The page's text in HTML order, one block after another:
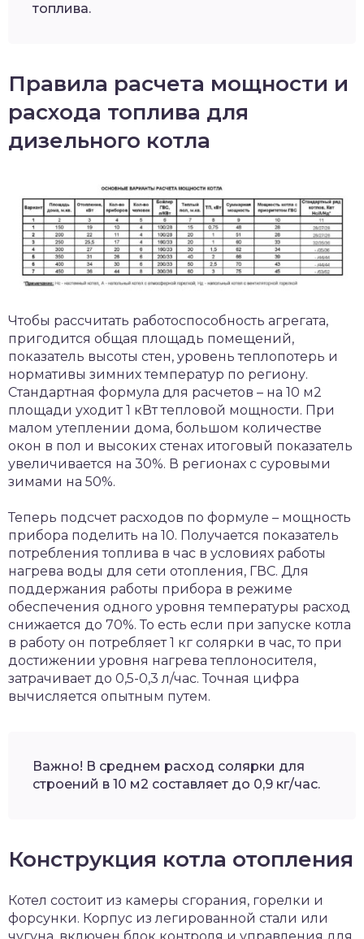
топлива.
Правила расчета мощности и
расхода топлива для
дизельного котла
Чтобы рассчитать работоспособность агрегата,
пригодится общая площадь помещений,
показатель высоты стен, уровень теплопотерь и
нормативы зимних температур по региону.
Стандартная формула для расчетов – на 10 м2
площади уходит 1 кВт тепловой мощности. При
малом утеплении дома, большом количестве
окон в пол и высоких стенах итоговый показатель
увеличивается на 30%. В регионах с суровыми
зимами на 50%.
Теперь подсчет расходов по формуле – мощность
прибора поделить на 10. Получается показатель
потребления топлива в час в условиях работы
нагрева воды для сети отопления, ГВС. Для
поддержания работы прибора в режиме
обеспечения одного уровня температуры расход
снижается до 70%. То есть если при запуске котла
в работу он потребляет 1 кг солярки в час, то при
достижении уровня нагрева теплоносителя,
затрачивает до 0,5-0,3 л/час. Точная цифра
вычисляется опытным путем.
Важно! В среднем расход солярки для
строений в 10 м2 составляет до 0,9 кг/час.
Конструкция котла отопления
Котел состоит из камеры сгорания, горелки и
форсунки. Корпус из легированной стали или